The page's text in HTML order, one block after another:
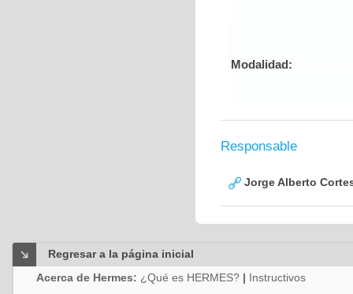
Modalidad:
Responsable
Jorge Alberto
Regresar a la página inicial
Acerca de Hermes: ¿Qué es HERMES? | Instructivos